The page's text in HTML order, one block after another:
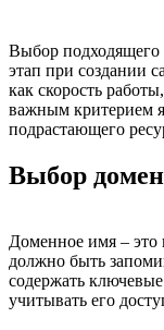
Выбор подходящего
этап при создании
как скорость
важным критерием
подрастающего
Выбор
Доменное имя – это
должно быть
содержать
учитывать его